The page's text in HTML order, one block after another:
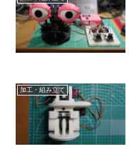
加工・組み立て